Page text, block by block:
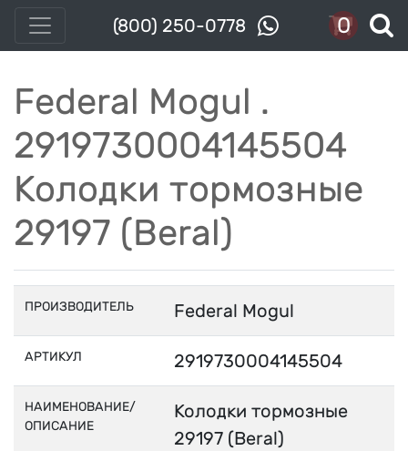
(800) 250-0778 0
Federal Mogul .
2919730004145504
Колодки тормозные
29197 (Beral)
ПРОИЗВОДИТЕЛЬ Federal Mogul
АРТИКУЛ 2919730004145504
НАИМЕНОВАНИЕ/
ОПИСАНИЕ
Колодки тормозные
29197 (Beral)